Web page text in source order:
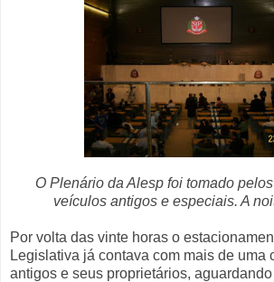
O Plenário da Alesp foi tomado
veículos antigos e especiais. A
Por volta das vinte horas o
Legislativa já contava com mais de uma
antigos e seus proprietários,